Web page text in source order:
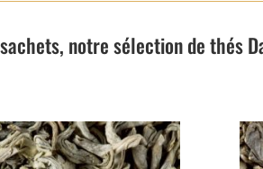
notre sélection de thés